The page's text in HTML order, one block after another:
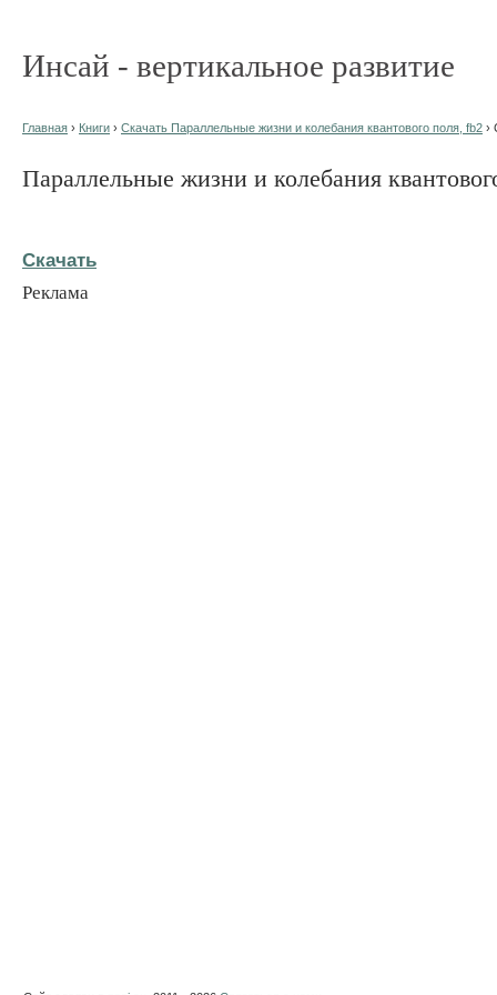
Инсай - вертикальное развитие
Главная › Книги › Скачать Параллельные жизни и колебания квантового поля, fb2 ›
Параллельные жизни и колебания
Скачать
Реклама